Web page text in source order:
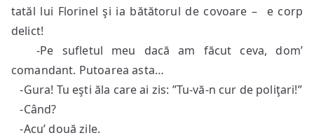
tatăl lui Florinel şi ia bătătorul de covoare – e corp
delict!
-Pe sufletul meu dacă am făcut ceva, dom’
comandant. Putoarea asta…
-Gura! Tu eşti ăla care ai zis: ”Tu-vă-n cur de poliţari!”
-Când?
-Acu’ două zile.